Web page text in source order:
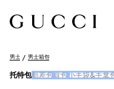
男士 男士箱包
托特包邮差包 背包 小手袋&手拿